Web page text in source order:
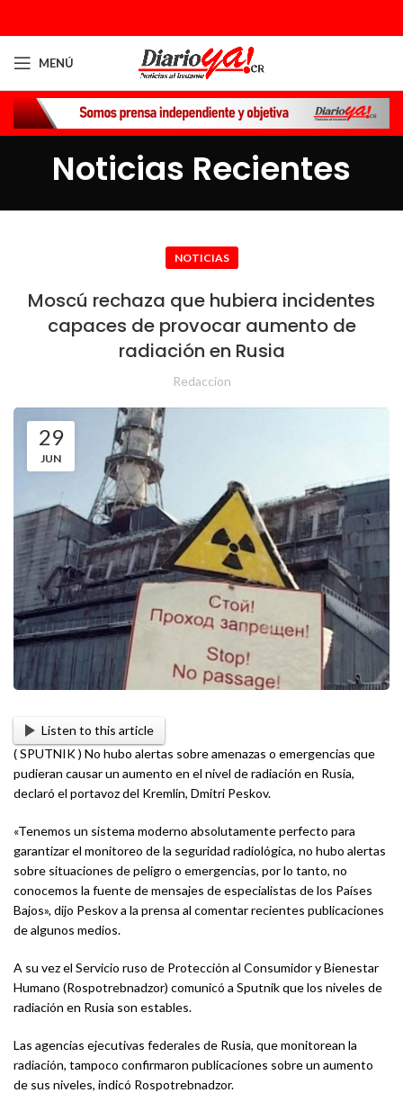
MENÚ
Noticias Recientes
NOTICIAS
Moscú rechaza que hubiera incidentes
capaces de provocar aumento de
radiación en Rusia
Redaccion
29
JUN
Listen to this article
( SPUTNIK ) No hubo alertas sobre amenazas o emergencias que
pudieran causar un aumento en el nivel de radiación en Rusia,
declaró el portavoz del Kremlin, Dmitri Peskov.
«Tenemos un sistema moderno absolutamente perfecto para
garantizar el monitoreo de la seguridad radiológica, no hubo alertas
sobre situaciones de peligro o emergencias, por lo tanto, no
conocemos la fuente de mensajes de especialistas de los Países
Bajos», dijo Peskov a la prensa al comentar recientes publicaciones
de algunos medios.
A su vez el Servicio ruso de Protección al Consumidor y Bienestar
Humano (Rospotrebnadzor) comunicó a Sputnik que los niveles de
radiación en Rusia son estables.
Las agencias ejecutivas federales de Rusia, que monitorean la
radiación, tampoco confirmaron publicaciones sobre un aumento
de sus niveles, indicó Rospotrebnadzor.